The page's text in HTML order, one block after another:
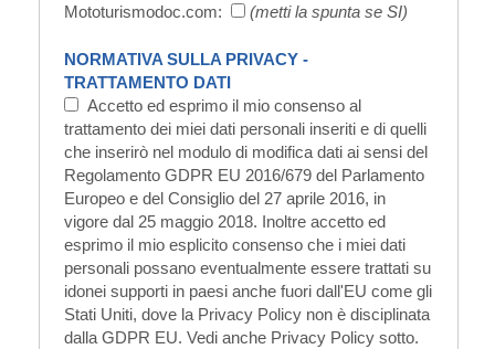
Mototurismodoc.com:
(metti la spunta se SI)
NORMATIVA SULLA PRIVACY -
TRATTAMENTO DATI
Accetto ed esprimo il mio consenso al
trattamento dei miei dati personali inseriti e di quelli
che inserirò nel modulo di modifica dati ai sensi del
Regolamento GDPR EU 2016/679 del Parlamento
Europeo e del Consiglio del 27 aprile 2016, in
vigore dal 25 maggio 2018. Inoltre accetto ed
esprimo il mio esplicito consenso che i miei dati
personali possano eventualmente essere trattati su
idonei supporti in paesi anche fuori dall'EU come gli
Stati Uniti, dove la Privacy Policy non è disciplinata
dalla GDPR EU. Vedi anche Privacy Policy sotto.